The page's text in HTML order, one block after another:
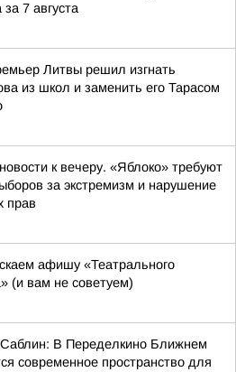
7 августа
Литвы решил изгнать
из школ и заменить его Тарасом
к вечеру. «Яблоко» требуют
за экстремизм и нарушение
прав
афишу «Театрального
(и вам не советуем)
В Переделкино Ближнем
современное пространство для